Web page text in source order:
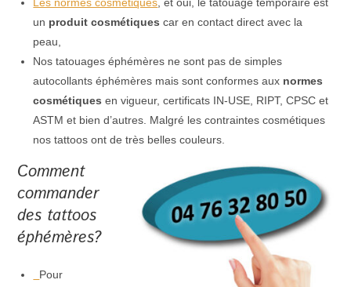
Les normes cosmétiques, et oui, le tatouage temporaire est
un produit cosmétiques car en contact direct avec la
peau,
Nos tatouages éphémères ne sont pas de simples
autocollants éphémères mais sont conformes aux normes
cosmétiques en vigueur, certificats IN-USE, RIPT, CPSC et
ASTM et bien d’autres. Malgré les contraintes cosmétiques
nos tattoos ont de très belles couleurs.
Comment
commander
des tattoos
éphémères?
Pour